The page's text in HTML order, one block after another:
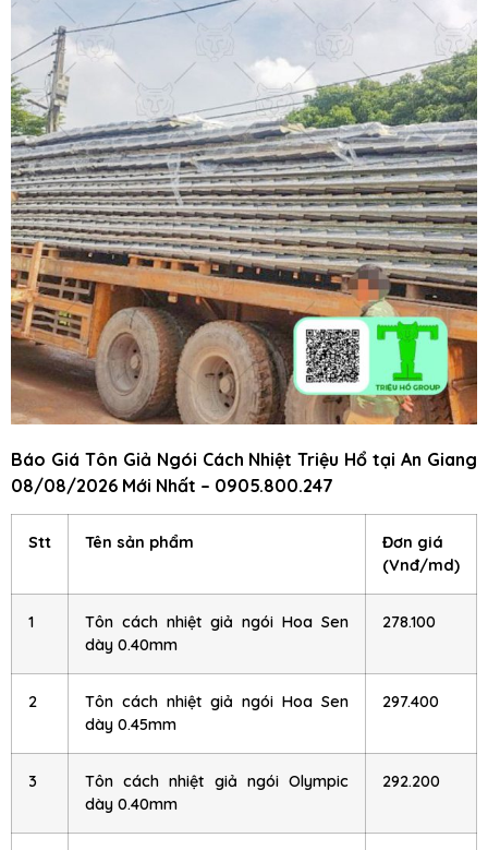
Báo Giá Tôn Giả Ngói Cách Nhiệt Triệu Hổtại An Giang
08/08/2026 Mới Nhất – 0905.800.247
Stt Tên sản phẩm
Đơn giá
(Vnđ/md)
1
Tôn cách nhiệt giả ngói Hoa Sen
dày 0.40mm
278.100
2
Tôn cách nhiệt giả ngói Hoa Sen
dày 0.45mm
297.400
3
Tôn cách nhiệt giả ngói Olympic
dày 0.40mm
292.200